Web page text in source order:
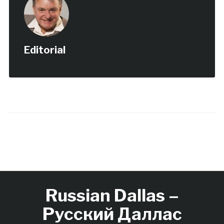
Editorial
Russian Dallas –
Русский Даллас